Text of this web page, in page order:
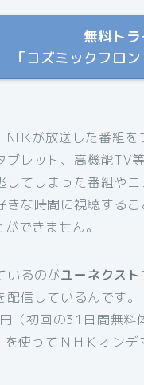
無料トラ
「コズミックフロ
NHKが放送した番組
ブレット、高機能TV
してしまった番組や
な時間に視聴する
できません。
いるのがユーネクスト
配信しているんです
（初回の31日間無
使ってＮＨＫオン